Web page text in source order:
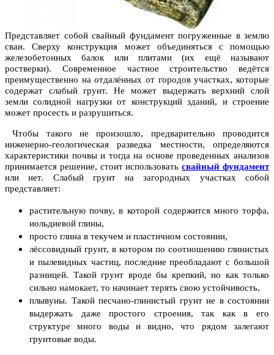
Представляет собой свайный фундамент погруженные в землю
сваи. Сверху конструкция может объединяться с помощью
железобетонных балок или плитами (их ещё называют
ростверки). Современное частное строительство ведётся
преимущественно на отдалённых от городов участках, которые
содержат слабый грунт. Не может выдержать верхний слой
земли солидной нагрузки от конструкций зданий, и строение
может просесть и разрушиться.
Чтобы такого не произошло, предварительно проводится
инженерно-геологическая разведка местности, определяются
характеристики почвы и тогда на основе проведенных анализов
принимается решение, стоит использоватьсвайный фундамент
или нет. Слабый грунт на загородных участках собой
представляет:
растительную почву, в которой содержится много торфа,
иольдиевой глины,
просто глина в текучем и пластичном состоянии,
лёссовидный грунт, в котором по соотношению глинистых
и пылевидных частиц, последние преобладают с большой
разницей. Такой грунт вроде бы крепкий, но как только
сильно намокает, то начинает терять свою устойчивость,
плывуны. Такой песчано-глинистый грунт не в состоянии
выдержать даже простого строения, так как в его
структуре много воды и видно, что рядом залегают
грунтовые воды.